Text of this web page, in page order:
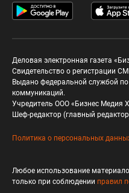
Деловая электронная газета
Свидетельство о регистрации
Выдано федеральной службой
коммуникаций.
Учредитель ООО «Бизнес Медия
Шеф-редактор (главный
Политика о персональных
Любое использование
только при соблюдении правил